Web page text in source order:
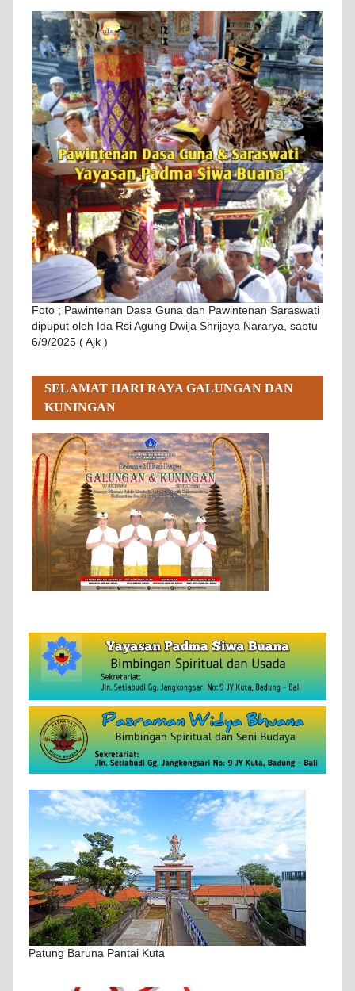
Foto ; Pawintenan Dasa Guna dan Pawintenan Saraswati
dipuput oleh Ida Rsi Agung Dwija Shrijaya Nararya, sabtu
6/9/2025 ( Ajk )
SELAMAT HARI RAYA GALUNGAN DAN
KUNINGAN
Patung Baruna Pantai Kuta